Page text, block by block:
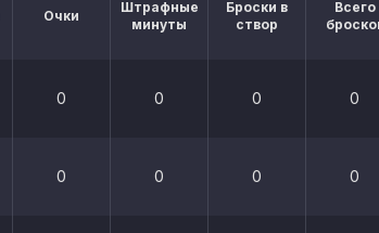
Очки
Штрафные
минуты
Броски в
створ
Всего
0 0 0 0
0 0 0 0